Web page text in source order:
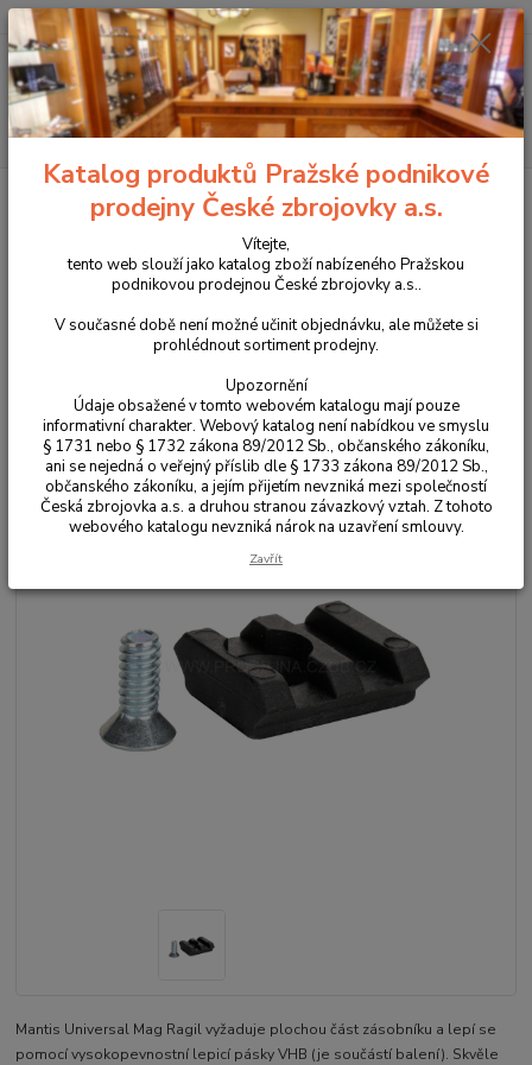
Menu
Hledat
+420 225 375 800
Novinky v sortimentu prodejny
Univerzální rail adaptér botky
zásobníku Mantis Universal Mag Rail
Univerzální rail adaptér botky
zásobníku Mantis Universal Mag
Rail
Mantis Universal Mag Ragil vyžaduje plochou část zásobníku a lepí se
pomocí vysokopevnostní lepicí pásky VHB (je součástí balení). Skvěle
Katalog produktů Pražské podnikové
prodejny České zbrojovky a.s.
Vítejte,
tento web slouží jako katalog zboží nabízeného Pražskou
podnikovou prodejnou České zbrojovky a.s..
V současné době není možné učinit objednávku, ale můžete si
prohlédnout sortiment prodejny.
Upozornění
Údaje obsažené v tomto webovém katalogu mají pouze
informativní charakter. Webový katalog není nabídkou ve smyslu
§ 1731 nebo § 1732 zákona 89/2012 Sb., občanského zákoníku,
ani se nejedná o veřejný příslib dle § 1733 zákona 89/2012 Sb.,
občanského zákoníku, a jejím přijetím nevzniká mezi společností
Česká zbrojovka a.s. a druhou stranou závazkový vztah. Z tohoto
webového katalogu nevzniká nárok na uzavření smlouvy.
Zavřít